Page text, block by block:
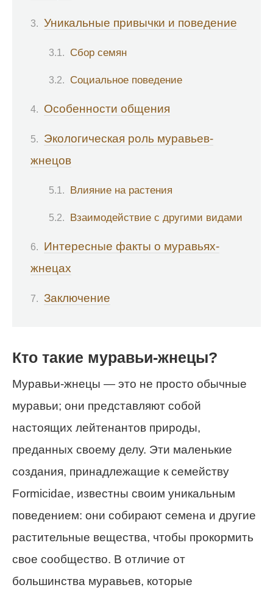
Уникальные привычки и поведение
Сбор семян
Социальное поведение
Особенности общения
Экологическая роль муравьев-
жнецов
Влияние на растения
Взаимодействие с другими видами
Интересные факты о муравьях-
жнецах
Заключение
Кто такие муравьи-жнецы?
Муравьи-жнецы — это не просто обычные
муравьи; они представляют собой
настоящих лейтенантов природы,
преданных своему делу. Эти маленькие
создания, принадлежащие к семейству
Formicidae, известны своим уникальным
поведением: они собирают семена и другие
растительные вещества, чтобы прокормить
свое сообщество. В отличие от
большинства муравьев, которые